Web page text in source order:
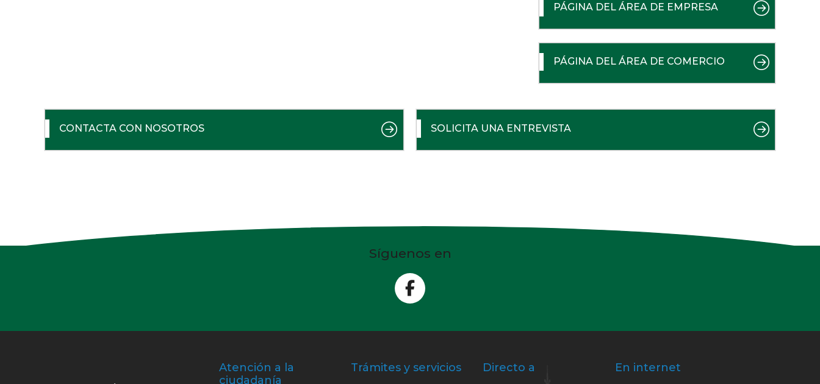
PÁGINA DEL ÁREA DE EMPRESA
PÁGINA DEL ÁREA DE COMERCIO
CONTACTA CON NOSOTROS SOLICITA UNA ENTREVISTA
Síguenos en
Atención a la
ciudadanía
Trámites y servicios Directo a En internet